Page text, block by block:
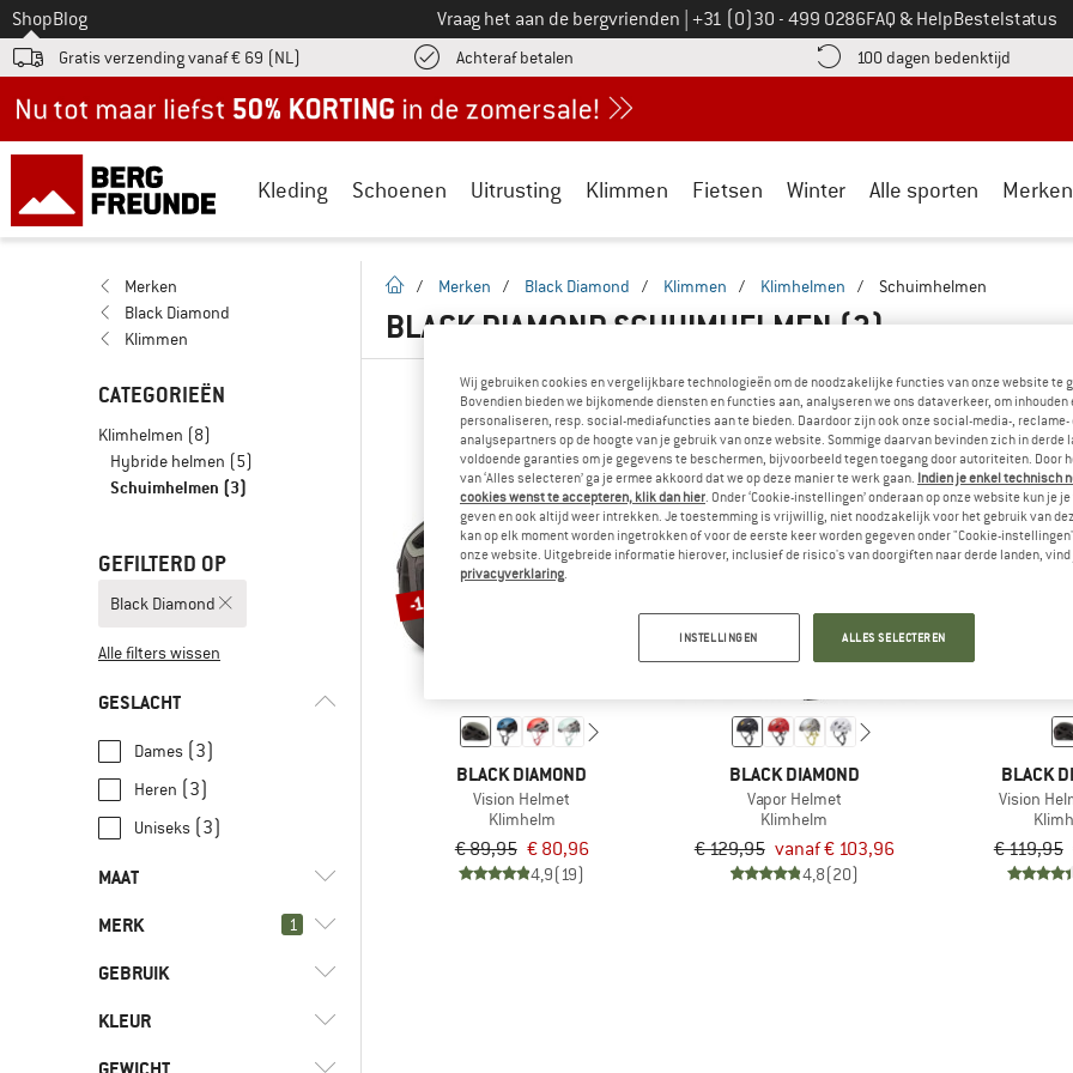
Naar
ShopBlog Vraag het aan de bergvrienden Bel ons op
+31 (0)30 - 499 0286FAQ & HelpBestelstatus
Gratis verzending vanaf € 69 (NL) Achteraf betalen vind de betalingsinformatie hier! Opent in een infovak
100 dagen bedenktijd Vind
Kleding Schoenen Uitrusting Klimmen Fietsen Winter Alle sporten Merken
Merken
Black Diamond
Klimmen
CATEGORIEËN
Klimhelmen (8)
Hybride helmen (5)
Schuimhelmen (3)
GEFILTERD OP
Black Diamond
Alle filters wissen
GESLACHT
Dames (3)
Heren (3)
Uniseks (3)
MAAT
53 CM 63 CM
MERK 1
Black Diamond
GEBRUIK
Alpine klimmen
Bergbeklimmen
KLEUR
Startpagina
/ Merken / Black Diamond / Klimmen / Klimhelmen / Schuimhelmen
BLACK DIAMOND SCHUIMHELMEN(3)
-10%
BLACK DIAMOND
Vision Helmet
Klimhelm
€ 89,95 € 80,96
4,9(19)
BLACK DIAMOND
Vapor Helmet
Klimhelm
€ 129,95 vanaf € 103,96
4,8(20)
BLACK
Vision
€ 119,95
Wij gebruiken cookies en vergelijkbare technologieën om de noodzakelijke functies van onze website te
Bovendien bieden we bijkomende diensten en functies aan, analyseren we ons dataverkeer, om inhouden
personaliseren, resp. social-mediafuncties aan te bieden. Daardoor zijn ook onze social-media-, reclame-
analysepartners op de hoogte van je gebruik van onze website. Sommige daarvan bevinden zich in derde
voldoende garanties om je gegevens te beschermen, bijvoorbeeld tegen toegang door autoriteiten. Door
van ‘Alles selecteren’ ga je ermee akkoord dat we op deze manier te werk gaan. Indien je enkel technisch
cookies wenst te accepteren, klik dan hier . Onder ‘Cookie-instellingen’ onderaan op onze website kun je
geven en ook altijd weer intrekken. Je toestemming is vrijwillig, niet noodzakelijk voor het gebruik van
kan op elk moment worden ingetrokken of voor de eerste keer worden gegeven onder "Cookie-
onze website. Uitgebreide informatie hierover, inclusief de risico's van doorgiften naar derde landen, vind
privacyverklaring
INSTELLINGEN ALLES SELECTEREN